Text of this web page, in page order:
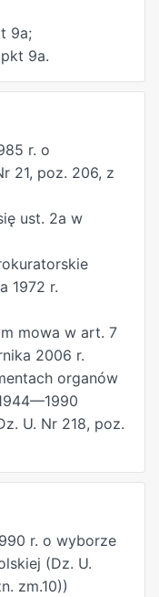
sądu
osobę
oświadczenia
przesyła
w celu ujęcia
mowa w
stycznia 2011
4 Dostęp do
organów
niektórych
9a;
9a.
r. o
21, poz. 206, z
ust. 2a w
1972 r.
mowa w art. 7
2006 r.
organów
U. Nr 218, poz.
r. o wyborze
(Dz. U.
zm.10))